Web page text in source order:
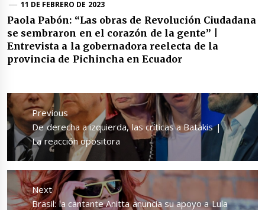
11 DE FEBRERO DE 2023
Paola Pabón: “Las obras de Revolución Ciudadana
se sembraron en el corazón de la gente” |
Entrevista a la gobernadora reelecta de la
provincia de Pichincha en Ecuador
Navegación
de
entradas
Previous
Previous
post:
De derecha a izquierda, las críticas a Batakis |
La reacción opositora
Next
Next
Brasil: la cantante Anitta anuncia su apoyo a Lula